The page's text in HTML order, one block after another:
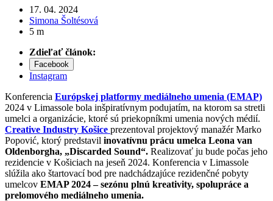
17. 04. 2024
Simona Šoltésová
5 m
Zdieľať článok:
Facebook
Instagram
Konferencia Európskej platformy mediálneho umenia (EMAP)
2024 v Limassole bola inšpiratívnym podujatím, na ktorom sa stretli
umelci a organizácie, ktoré sú priekopníkmi umenia nových médií.
Creative Industry Košice prezentoval projektový manažér Marko
Popović, ktorý predstavil inovatívnu prácu umelca Leona van
Oldenborgha, „Discarded Sound“. Realizovať ju bude počas jeho
rezidencie v Košiciach na jeseň 2024. Konferencia v Limassole
slúžila ako štartovací bod pre nadchádzajúce rezidenčné pobyty
umelcov EMAP 2024 – sezónu plnú kreativity, spolupráce a
prelomového mediálneho umenia.